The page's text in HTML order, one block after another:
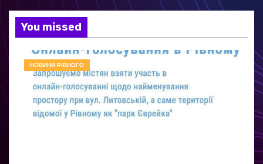
You missed
НОВИНИ РІВНОГО